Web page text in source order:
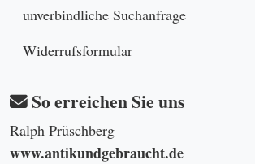
unverbindliche Suchanfrage
Widerrufsformular
So erreichen Sie uns
Ralph Prüschberg
www.antikundgebraucht.de